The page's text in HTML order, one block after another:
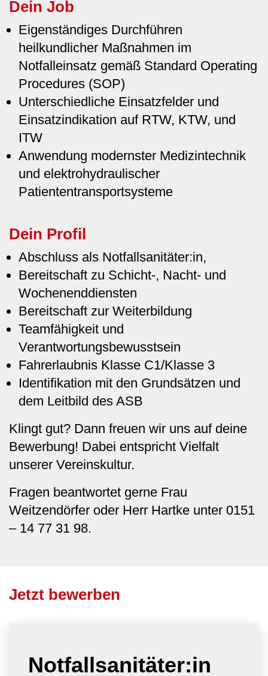
Dein Job
Eigenständiges Durchführen
heilkundlicher Maßnahmen im
Notfalleinsatz gemäß Standard Operating
Procedures (SOP)
Unterschiedliche Einsatzfelder und
Einsatzindikation auf RTW, KTW, und
ITW
Anwendung modernster Medizintechnik
und elektrohydraulischer
Patiententransportsysteme
Dein Profil
Abschluss als Notfallsanitäter:in,
Bereitschaft zu Schicht-, Nacht- und
Wochenenddiensten
Bereitschaft zur Weiterbildung
Teamfähigkeit und
Verantwortungsbewusstsein
Fahrerlaubnis Klasse C1/Klasse 3
Identifikation mit den Grundsätzen und
dem Leitbild des ASB
Klingt gut? Dann freuen wir uns auf deine
Bewerbung! Dabei entspricht Vielfalt
unserer Vereinskultur.
Fragen beantwortet gerne Frau
Weitzendörfer oder Herr Hartke unter 0151
– 14 77 31 98.
Jetzt bewerben
Notfallsanitäter:in